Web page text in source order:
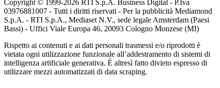
Copyright © 1999-2026 RTI S.p.A. Business Digital - P.Iva
03976881007 - Tutti i diritti riservati - Per la pubblicità Mediamond
S.p.A. - RTI S.p.A., Mediaset N.V., sede legale Amsterdam (Paesi
Bassi) - Uffici Viale Europa 46, 20093 Cologno Monzese (MI)
Rispetto ai contenuti e ai dati personali trasmessi e/o riprodotti è
vietata ogni utilizzazione funzionale all’addestramento di sistemi di
intelligenza artificiale generativa. È altresì fatto divieto espresso di
utilizzare mezzi automatizzati di data scraping.